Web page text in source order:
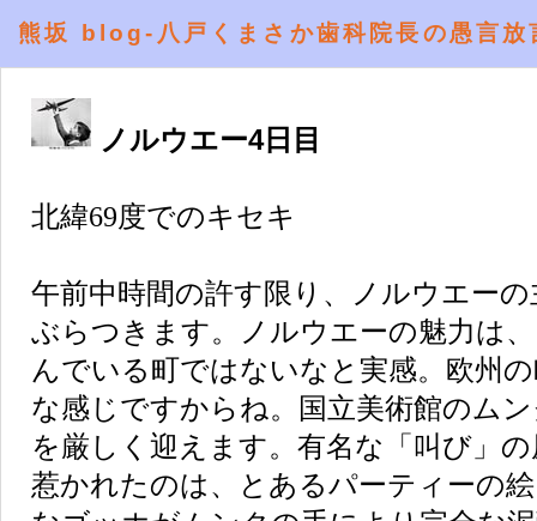
熊坂 blog-八戸くまさか歯科院長の愚言
ノルウエー4日目
北緯69度でのキセキ
午前中時間の許す限り、ノルウエー
ぶらつきます。ノルウエーの魅力は
んでいる町ではないなと実感。欧州
な感じですからね。国立美術館のム
を厳しく迎えます。有名な「叫び」
惹かれたのは、とあるパーティーの